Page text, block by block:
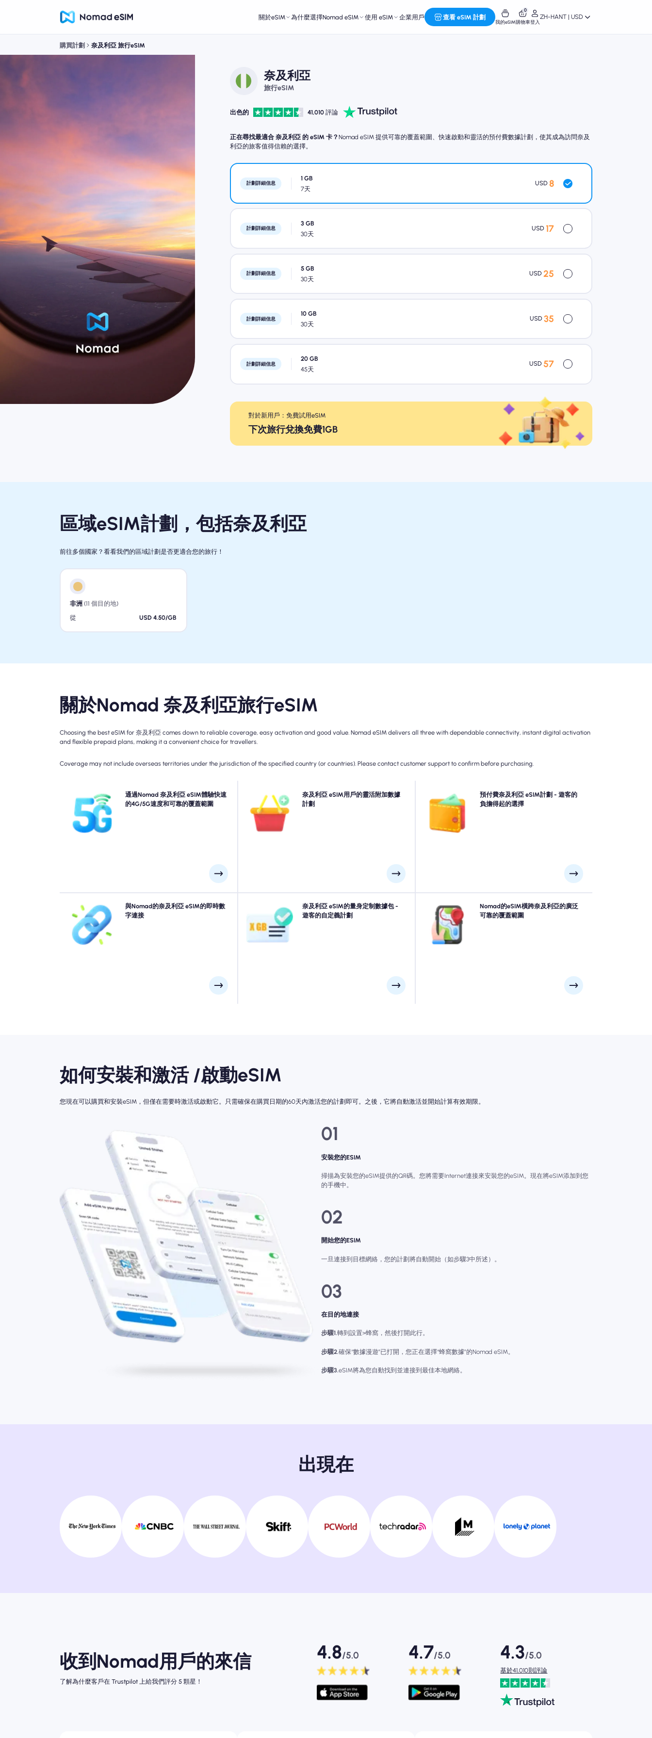
關於eSIM 為什麼選擇Nomad eSIM 使用 eSIM 企業用戶 查看 eSIM 計劃
我的eSIM
0
購物車登入
ZH-HANT | USD
購買計劃 奈及利亞 旅行eSIM
奈及利亞
旅行eSIM
出色的 41,010 評論
正在尋找最適合 奈及利亞 的 eSIM 卡？ Nomad eSIM 提供可靠的覆蓋範圍、快速啟動和靈活的預付費數據計劃，使其成為訪問奈及
利亞的旅客值得信賴的選擇。
計劃詳細信息
1 GB
7天
USD 8
計劃詳細信息
3 GB
30天
USD 17
計劃詳細信息
5 GB
30天
USD 25
計劃詳細信息
10 GB
30天
USD 35
計劃詳細信息
20 GB
45天
USD 57
對於新用戶：免費試用eSIM
下次旅行兌換免費1GB
區域eSIM計劃，包括奈及利亞
前往多個國家？看看我們的區域計劃是否更適合您的旅行！
非洲 (11 個目的地)
從
USD 4.50/GB
關於Nomad 奈及利亞旅行eSIM
Choosing the best eSIM for 奈及利亞 comes down to reliable coverage, easy activation and good value. Nomad eSIM delivers all three with dependable connectivity, instant digital activation
and flexible prepaid plans, making it a convenient choice for travellers.
Coverage may not include overseas territories under the jurisdiction of the specified country (or countries). Please contact customer support to confirm before purchasing.
通過Nomad 奈及利亞 eSIM體驗快速
的4G/5G速度和可靠的覆蓋範圍
經驗與Nomad的奈及利亞旅行eSIM的連接性燃燒 - 快速
4G。請檢查您的計劃詳細信息，以了解特定的網絡可用
性和速度，因為覆蓋範圍可能因一天中的位置和時間而
奈及利亞 eSIM用戶的靈活附加數據
計劃
需要更多數據還是擴展您的計劃？只需在您的奈及利亞
eSIM上購買一個附加組件即可繼續享受無縫的5G/4G連
接。當您的初始計劃到期時，您的附加組件會自動啟動您
預付費奈及利亞 eSIM計劃 - 遊客的
負擔得起的選擇
選擇我們的預付費奈及利亞 eSIM計劃，以無憂的4G/5G
連接。預先付款，以避免旅行後的計費驚喜，並保持對數
與Nomad的奈及利亞 eSIM的即時數
字連接
跳過排隊，忘記物理SIM卡。從您的設備中立即激活您的
Nomad 奈及利亞 eSIM，以進行快速4G/5G連接。到達機
場時，請在沒有任何麻煩或延誤的情況下上線。
奈及利亞 eSIM的量身定制數據包 -
遊客的自定義計劃
前往拉各斯, 阿布賈, 卡拉巴爾或奈及利亞中的任何地方？
從我們的奈及利亞 eSIM數據軟件包中進行選擇，旨在適
合所有需求，並具有無縫的4G/5G連接性。我們的一些
eSIM需要手動激活，請檢查您的安裝電子郵件以確保。
Nomad的eSIM橫跨奈及利亞的廣泛
可靠的覆蓋範圍
使用Nomad's 奈及利亞 eSIM充滿信心地探索奈及利亞，
從拉各斯, 阿布賈, 卡拉巴爾到遠程風景景點等主要城市提
供可靠的4G/5G覆蓋範圍。無論冒險將您帶到哪裡，請保
如何安裝和激活 /啟動eSIM
您現在可以購買和安裝eSIM，但僅在需要時激活或啟動它。只需確保在購買日期的60天內激活您的計劃即可。之後，它將自動激活並開始計算有效期限。
01
安裝您的ESIM
掃描為安裝您的eSIM提供的QR碼。您將需要Internet連接來安裝您的eSIM。現在將eSIM添加到您
的手機中。
02
開始您的ESIM
一旦連接到目標網絡，您的計劃將自動開始（如步驟3中所述）。
03
在目的地連接
步驟1.轉到設置>蜂窩，然後打開此行。
步驟2.確保“數據漫遊”已打開，您正在選擇“蜂窩數據”的Nomad eSIM。
步驟3.eSIM將為您自動找到並連接到最佳本地網絡。
出現在
收到Nomad用戶的來信
了解為什麼客戶在 Trustpilot 上給我們評分 5 顆星！
4.8/5.0 4.7/5.0 4.3/5.0
基於41,010則評論